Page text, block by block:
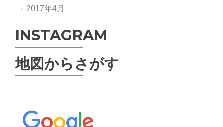
2017年4月
INSTAGRAM
地図からさがす